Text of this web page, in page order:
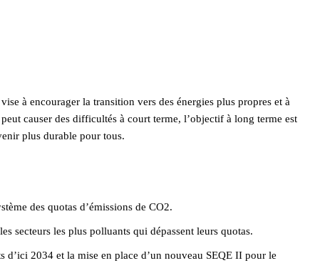
à encourager la transition vers des énergies plus propres et à
causer des difficultés à court terme, l’objectif à long terme est
plus durable pour tous.
des quotas d’émissions de CO2.
secteurs les plus polluants qui dépassent leurs quotas.
2034 et la mise en place d’un nouveau SEQE II pour le